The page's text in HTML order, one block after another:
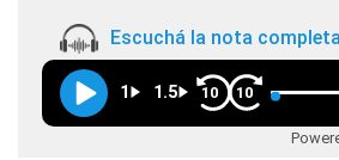
Escuchá la nota completa
1 1.5 10 10